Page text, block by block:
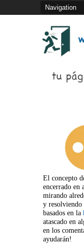
El concepto
encerrado en
mirando
y resolviendo
basados en la
atascado en
en los
ayudarán!